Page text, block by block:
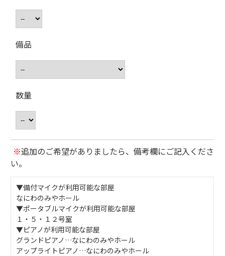
備品
数量
※追加のご希望がありましたら、備考欄にご記入くださ
い。
▼備付マイクが利用可能な部屋
なにわのみやホール
▼ポータブルマイクが利用可能な部屋
１・５・１２号室
▼ピアノが利用可能な部屋
グランドピアノ…なにわのみやホール
アップライトピアノ…なにわのみやホール